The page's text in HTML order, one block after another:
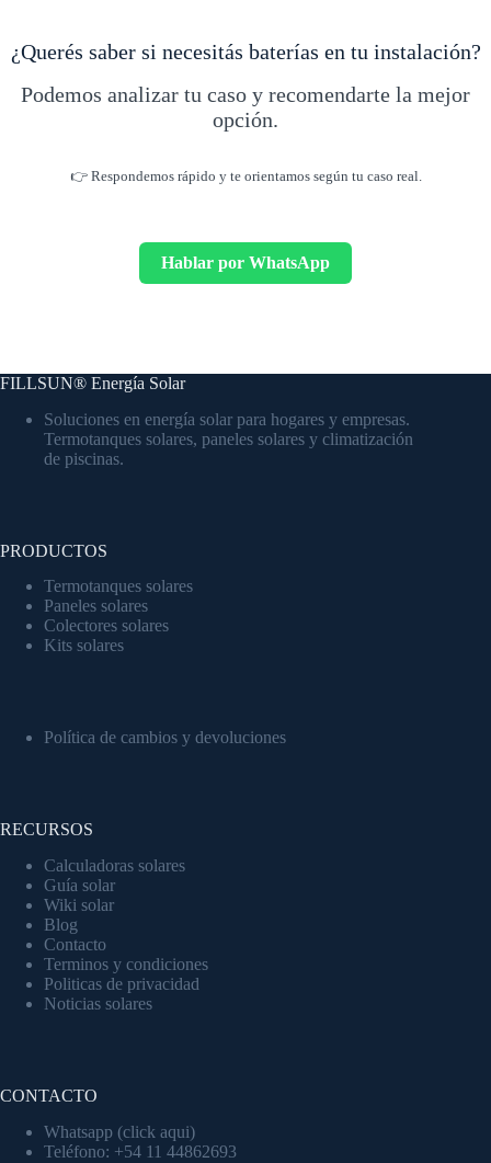
¿Querés saber si necesitás baterías en tu instalación?
Podemos analizar tu caso y recomendarte la mejor
opción.
👉 Respondemos rápido y te orientamos según tu caso real.
Hablar por WhatsApp
FILLSUN® Energía Solar
Soluciones en energía solar para hogares y empresas.
Termotanques solares, paneles solares y climatización
de piscinas.
PRODUCTOS
Termotanques solares
Paneles solares
Colectores solares
Kits solares
Política de cambios y devoluciones
RECURSOS
Calculadoras solares
Guía solar
Wiki solar
Blog
Contacto
Terminos y condiciones
Politicas de privacidad
Noticias solares
CONTACTO
Whatsapp (click aqui)
Teléfono: +54 11 44862693